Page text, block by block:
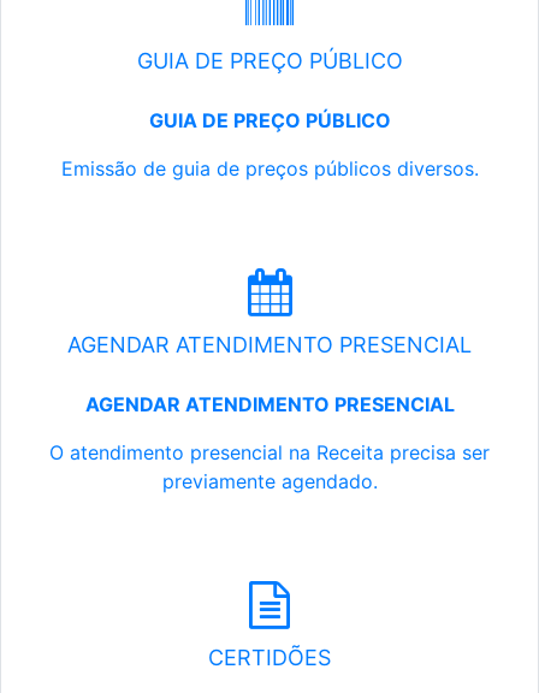
GUIA DE PREÇO PÚBLICO
GUIA DE PREÇO PÚBLICO
Emissão de guia de preços públicos diversos.
AGENDAR ATENDIMENTO PRESENCIAL
AGENDAR ATENDIMENTO PRESENCIAL
O atendimento presencial na Receita precisa ser
previamente agendado.
CERTIDÕES